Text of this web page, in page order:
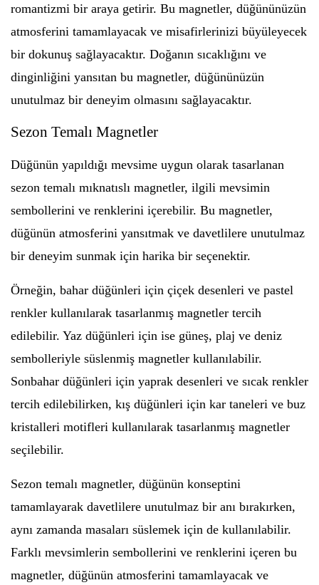
romantizmi bir araya getirir. Bu magnetler, düğününüzün
atmosferini tamamlayacak ve misafirlerinizi büyüleyecek
bir dokunuş sağlayacaktır. Doğanın sıcaklığını ve
dinginliğini yansıtan bu magnetler, düğününüzün
unutulmaz bir deneyim olmasını sağlayacaktır.
Sezon Temalı Magnetler
Düğünün yapıldığı mevsime uygun olarak tasarlanan
sezon temalı mıknatıslı magnetler, ilgili mevsimin
sembollerini ve renklerini içerebilir. Bu magnetler,
düğünün atmosferini yansıtmak ve davetlilere unutulmaz
bir deneyim sunmak için harika bir seçenektir.
Örneğin, bahar düğünleri için çiçek desenleri ve pastel
renkler kullanılarak tasarlanmış magnetler tercih
edilebilir. Yaz düğünleri için ise güneş, plaj ve deniz
sembolleriyle süslenmiş magnetler kullanılabilir.
Sonbahar düğünleri için yaprak desenleri ve sıcak renkler
tercih edilebilirken, kış düğünleri için kar taneleri ve buz
kristalleri motifleri kullanılarak tasarlanmış magnetler
seçilebilir.
Sezon temalı magnetler, düğünün konseptini
tamamlayarak davetlilere unutulmaz bir anı bırakırken,
aynı zamanda masaları süslemek için de kullanılabilir.
Farklı mevsimlerin sembollerini ve renklerini içeren bu
magnetler, düğünün atmosferini tamamlayacak ve